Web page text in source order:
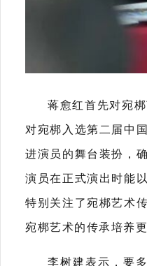
蒋愈红首先对宛
对宛梆入选第二届中
进演员的舞台装扮，
演员在正式演出时能
特别关注了宛梆艺术
宛梆艺术的传承培养
李树建表示，要